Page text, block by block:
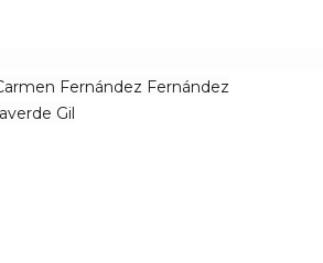
Fernández Fernández
Gil